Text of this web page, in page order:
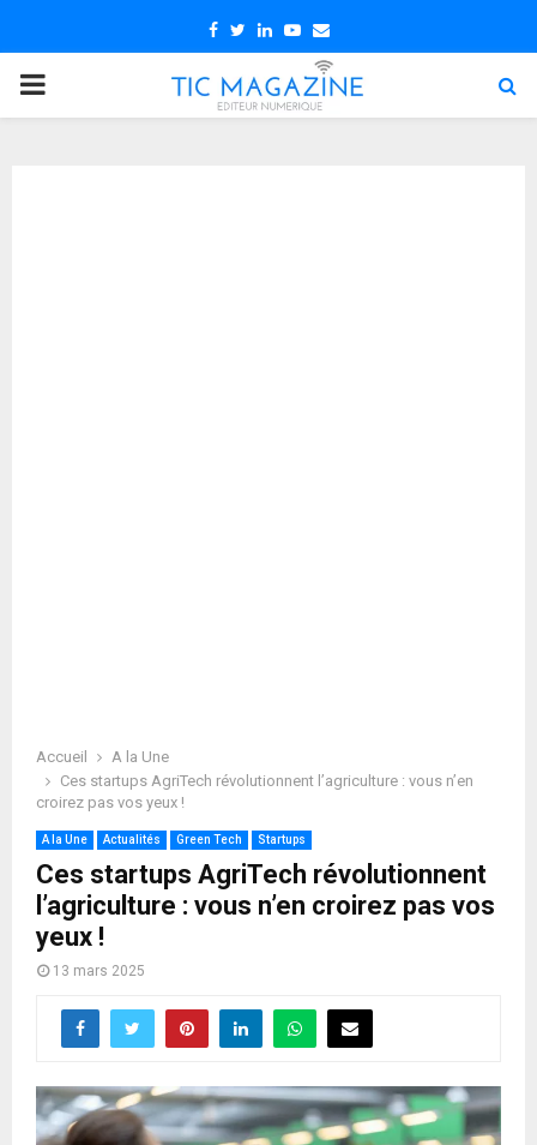
Facebook
TwitterLinkedin
Youtube
Email
PRIMARY
Accueil
A la Une
Ces startups AgriTech révolutionnent l’agriculture : vous n’en
croirez pas vos yeux !
A la Une Actualités Green Tech Startups
Ces startups AgriTech révolutionnent
l’agriculture : vous n’en croirez pas vos
yeux !
13 mars 2025